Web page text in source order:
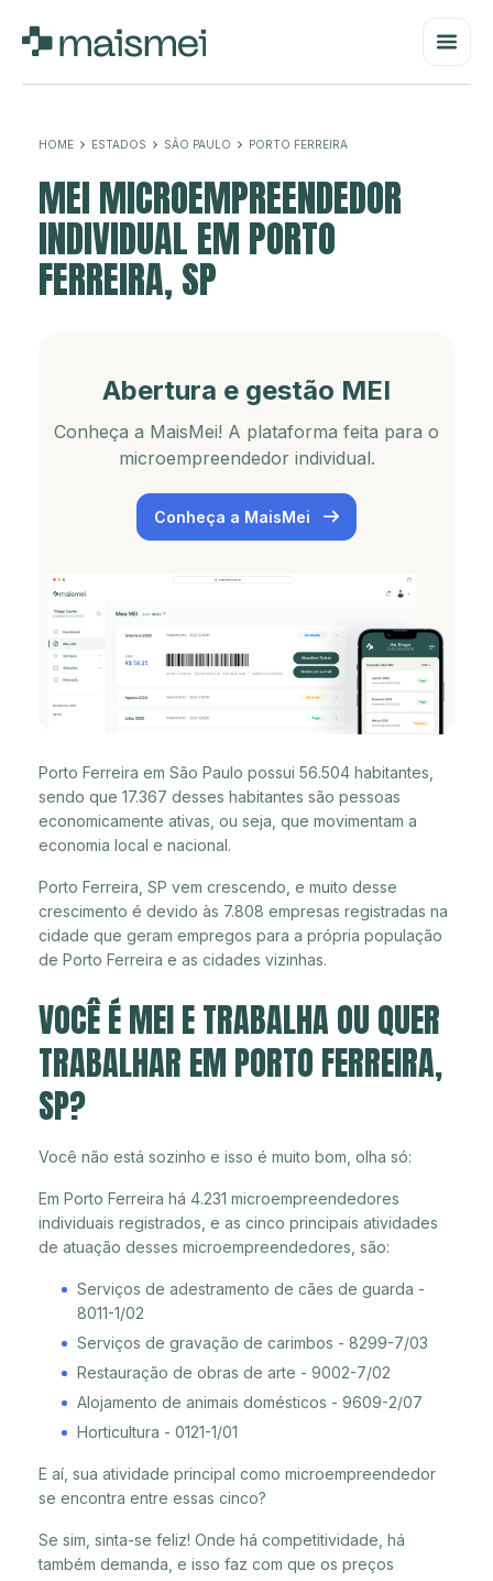
HOME ESTADOS SÃO PAULO PORTO FERREIRA
MEI MICROEMPREENDEDOR
INDIVIDUAL EM PORTO
FERREIRA, SP
Abertura e gestão MEI
Conheça a MaisMei! A plataforma feita para o
microempreendedor individual.
Conheça a MaisMei
Porto Ferreira em São Paulo possui 56.504 habitantes,
sendo que 17.367 desses habitantes são pessoas
economicamente ativas, ou seja, que movimentam a
economia local e nacional.
Porto Ferreira, SP vem crescendo, e muito desse
crescimento é devido às 7.808 empresas registradas na
cidade que geram empregos para a própria população
de Porto Ferreira e as cidades vizinhas.
VOCÊ É MEI E TRABALHA OU QUER
TRABALHAR EM PORTO FERREIRA,
SP?
Você não está sozinho e isso é muito bom, olha só:
Em Porto Ferreira há 4.231 microempreendedores
individuais registrados, e as cinco principais atividades
de atuação desses microempreendedores, são:
Serviços de adestramento de cães de guarda -
8011-1/02
Serviços de gravação de carimbos - 8299-7/03
Restauração de obras de arte - 9002-7/02
Alojamento de animais domésticos - 9609-2/07
Horticultura - 0121-1/01
E aí, sua atividade principal como microempreendedor
se encontra entre essas cinco?
Se sim, sinta-se feliz! Onde há competitividade, há
também demanda, e isso faz com que os preços